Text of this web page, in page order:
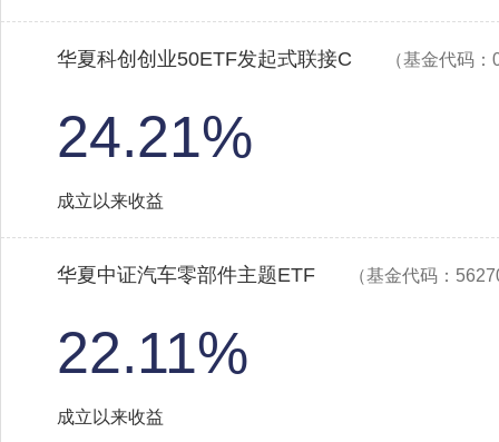
华夏科创创业50ETF发起式联接C （基金代码
24.21%
成立以来收益
华夏中证汽车零部件主题ETF （基金代码：
22.11%
成立以来收益